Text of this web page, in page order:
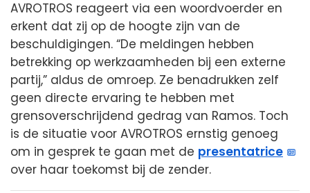
AVROTROS reageert via een woordvoerder en
erkent dat zij op de hoogte zijn van de
beschuldigingen. “De meldingen hebben
betrekking op werkzaamheden bij een externe
partij,” aldus de omroep. Ze benadrukken zelf
geen directe ervaring te hebben met
grensoverschrijdend gedrag van Ramos. Toch
is de situatie voor AVROTROS ernstig genoeg
om in gesprek te gaan met de presentatrice
over haar toekomst bij de zender.